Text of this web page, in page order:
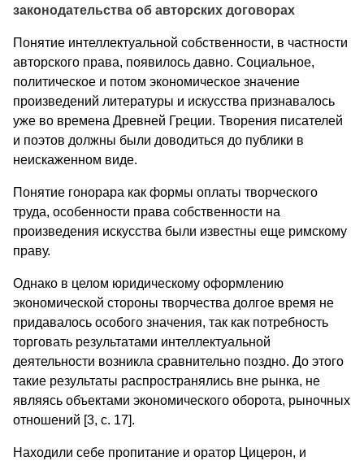
законодательства об авторских договорах
Понятие интеллектуальной собственности, в частности
авторского права, появилось давно. Социальное,
политическое и потом экономическое значение
произведений литературы и искусства признавалось
уже во времена Древней Греции. Творения писателей
и поэтов должны были доводиться до публики в
неискаженном виде.
Понятие гонорара как формы оплаты творческого
труда, особенности права собственности на
произведения искусства были известны еще римскому
праву.
Однако в целом юридическому оформлению
экономической стороны творчества долгое время не
придавалось особого значения, так как потребность
торговать результатами интеллектуальной
деятельности возникла сравнительно поздно. До этого
такие результаты распространялись вне рынка, не
являясь объектами экономического оборота, рыночных
отношений [3, c. 17].
Находили себе пропитание и оратор Цицерон, и